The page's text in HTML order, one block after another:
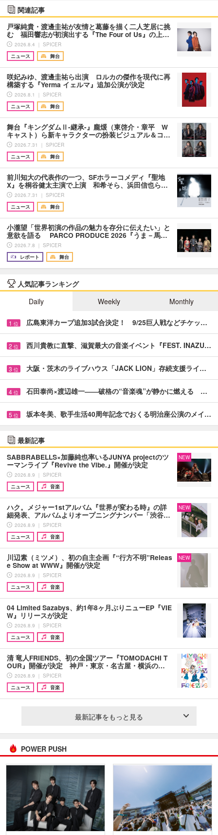
関連記事
戸塚純貴・渡邊圭祐が友情と葛藤を描く二人芝居に挑
む 福田響志が初演出する『The Four of Us』の上…
2026.8.4 ｜ SPICER
ニュース
舞台
咲妃みゆ、渡邊圭祐ら出演 ロルカの傑作を現代に再
構築する『Yerma イェルマ』追加公演が決定
2026.8.1 ｜ SPICER
ニュース
舞台
舞台『キングダムⅡ-継承-』龐煖（東啓介・章平 W
キャスト）ら新キャラクターの扮装ビジュアル＆コ…
2026.7.31 ｜ SPICER
ニュース
舞台
前川知大の代表作の一つ、SFホラーコメディ『聖地
X』を桐谷健太主演で上演 和希そら、浜田信也ら…
2026.7.31 ｜ SPICER
ニュース
舞台
小瀧望「世界初演の作品の魅力を存分に伝えたい」と
意欲を語る PARCO PRODUCE 2026『うま－馬…
2026.7.8 ｜ SPICER
レポート
舞台
人気記事ランキング
Daily
Weekly Monthly
1 位 広島東洋カープ追加3試合決定！ 9/25巨人戦などチケッ…
2 位 西川貴教に直撃、滋賀最大の音楽イベント『FEST. INAZU…
3 位 大阪・茨木のライブハウス「JACK LION」存続支援ライ…
4 位 石田泰尚×渡辺雄一――破格の“音楽魂”が静かに燃える …
5 位 坂本冬美、歌手生活40周年記念でおくる明治座公演のメイ…
最新記事
SABBRABELLS×加藤純也率いるJUNYA projectのツ
ーマンライブ『Revive the Vibe.』開催が決定
2026.8.9 ｜ SPICER
ニュース
音楽
NEW
ハク。メジャー1stアルバム『世界が変わる時』の詳
細発表、アルバムよりオープニングナンバー「渋谷…
2026.8.9 ｜ SPICER
ニュース
音楽
NEW
川辺素（ミツメ）、初の自主企画『“行方不明”Releas
e Show at WWW』開催が決定
2026.8.9 ｜ SPICER
ニュース
音楽
NEW
04 Limited Sazabys、約1年8ヶ月ぶりニューEP『VIE
W』リリースが決定
2026.8.9 ｜ SPICER
ニュース
音楽
清 竜人FRIENDS、初の全国ツアー『TOMODACHI T
OUR』開催が決定 神戸・東京・名古屋・横浜の…
2026.8.9 ｜ SPICER
ニュース
音楽
最新記事をもっと見る
POWER PUSH